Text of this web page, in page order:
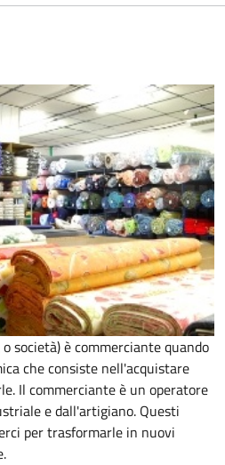
società) è commerciante quando
che consiste nell'acquistare
Il commerciante è un operatore
e dall'artigiano. Questi
per trasformarle in nuovi